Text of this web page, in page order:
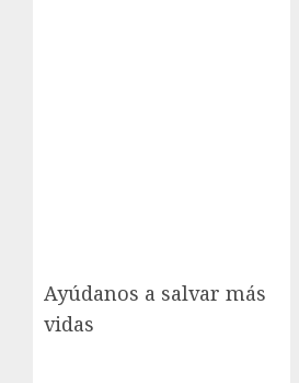
Ayúdanos a salvar más
vidas